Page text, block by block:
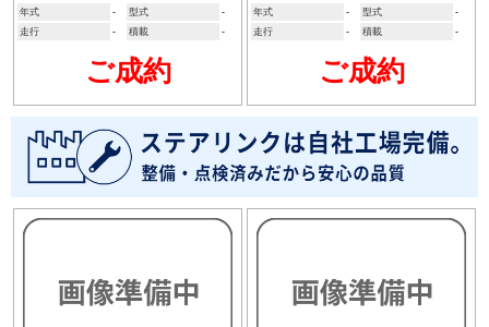
年式 - 型式
-
走行
- 積載 -
ご成約
年式 - 型式
-
走行
- 積載 -
ご成約